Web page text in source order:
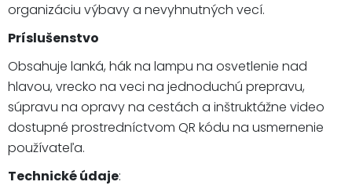
organizáciu výbavy a nevyhnutných vecí.
Príslušenstvo
Obsahuje lanká, hák na lampu na osvetlenie nad
hlavou, vrecko na veci na jednoduchú prepravu,
súpravu na opravy na cestách a inštruktážne video
dostupné prostredníctvom QR kódu na usmernenie
používateľa.
Technické údaje: